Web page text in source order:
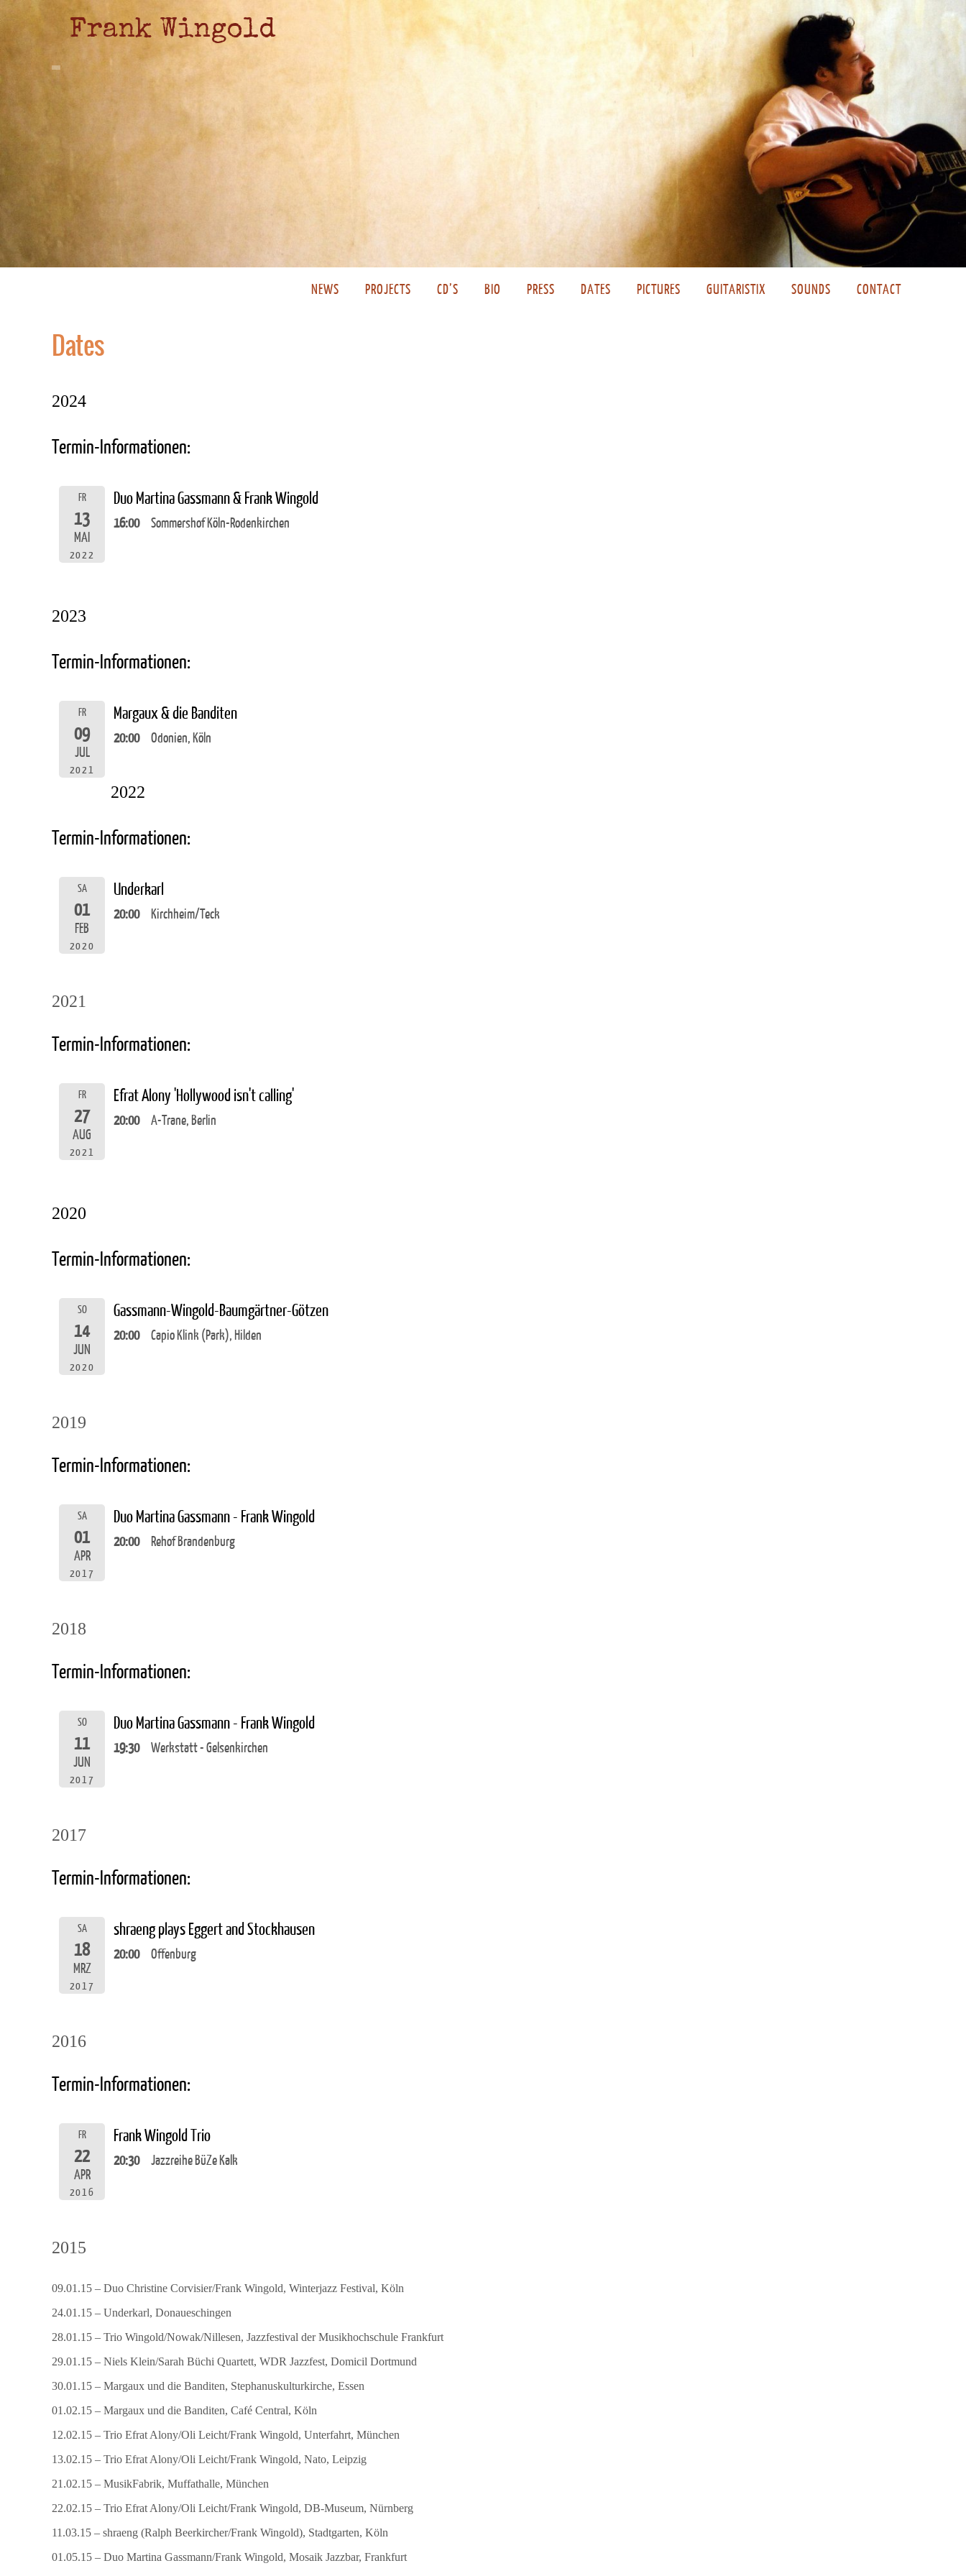
Frank Wingold
NEWS PROJECTS CD’S BIO PRESS DATES PICTURES GUITARISTIX SOUNDS CONTACT
Dates
2024
Termin-Informationen:
FR
13
MAI
2022
Duo Martina Gassmann & Frank Wingold
16:00 Sommershof Köln-Rodenkirchen
2023
Termin-Informationen:
FR
09
JUL
2021
Margaux & die Banditen
20:00 Odonien, Köln
2022
Termin-Informationen:
SA
01
FEB
2020
Underkarl
20:00 Kirchheim/Teck
2021
Termin-Informationen:
FR
27
AUG
2021
Efrat Alony 'Hollywood isn't calling'
20:00 A-Trane, Berlin
2020
Termin-Informationen:
SO
14
JUN
2020
Gassmann-Wingold-Baumgärtner-Götzen
20:00 Capio Klink (Park), Hilden
2019
Termin-Informationen:
SA
01
APR
2017
Duo Martina Gassmann - Frank Wingold
20:00 Rehof Brandenburg
2018
Termin-Informationen:
SO
11
JUN
2017
Duo Martina Gassmann - Frank Wingold
19:30 Werkstatt - Gelsenkirchen
2017
Termin-Informationen:
SA
18
MRZ
2017
shraeng plays Eggert and Stockhausen
20:00 Offenburg
2016
Termin-Informationen:
FR
22
APR
2016
Frank Wingold Trio
20:30 Jazzreihe BüZe Kalk
2015
09.01.15 – Duo Christine Corvisier/Frank Wingold, Winterjazz Festival, Köln
24.01.15 – Underkarl, Donaueschingen
28.01.15 – Trio Wingold/Nowak/Nillesen, Jazzfestival der Musikhochschule Frankfurt
29.01.15 – Niels Klein/Sarah Büchi Quartett, WDR Jazzfest, Domicil Dortmund
30.01.15 – Margaux und die Banditen, Stephanuskulturkirche, Essen
01.02.15 – Margaux und die Banditen, Café Central, Köln
12.02.15 – Trio Efrat Alony/Oli Leicht/Frank Wingold, Unterfahrt, München
13.02.15 – Trio Efrat Alony/Oli Leicht/Frank Wingold, Nato, Leipzig
21.02.15 – MusikFabrik, Muffathalle, München
22.02.15 – Trio Efrat Alony/Oli Leicht/Frank Wingold, DB-Museum, Nürnberg
11.03.15 – shraeng (Ralph Beerkircher/Frank Wingold), Stadtgarten, Köln
01.05.15 – Duo Martina Gassmann/Frank Wingold, Mosaik Jazzbar, Frankfurt